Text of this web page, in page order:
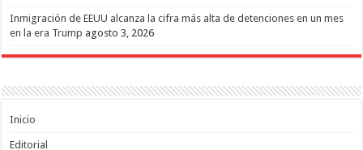
Inmigración de EEUU alcanza la cifra más alta de detenciones en un mes
en la era Trump agosto 3, 2026
Inicio
Editorial